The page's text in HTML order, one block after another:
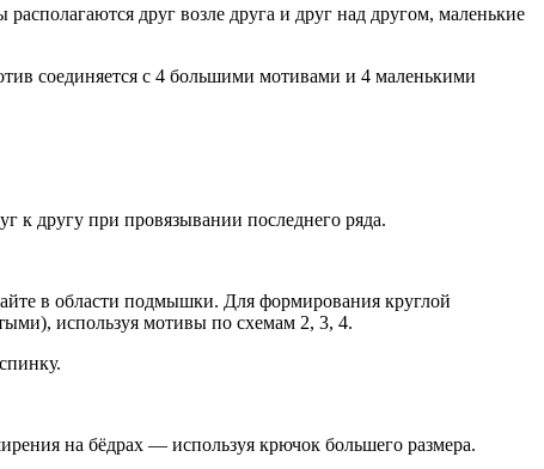
друг возле друга и друг над другом, маленькие
соединяется с 4 большими мотивами и 4 маленькими
к другу при провязывании последнего ряда.
в области подмышки. Для формирования круглой
используя мотивы по схемам 2, 3, 4.
на бёдрах — используя крючок большего размера.